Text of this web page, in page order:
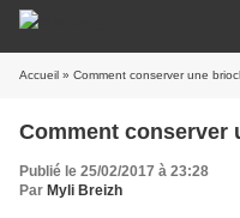
Accueil » Comment conserver une
Comment conserver
Publié le 25/02/2017 à 23:28
Par Myli Breizh